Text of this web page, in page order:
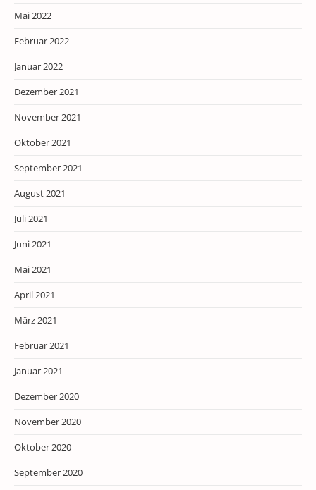
Mai 2022
Februar 2022
Januar 2022
Dezember 2021
November 2021
Oktober 2021
September 2021
August 2021
Juli 2021
Juni 2021
Mai 2021
April 2021
März 2021
Februar 2021
Januar 2021
Dezember 2020
November 2020
Oktober 2020
September 2020